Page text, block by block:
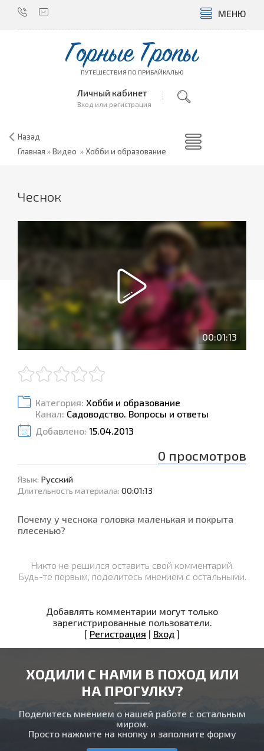
МЕНЮ
Горные Тропы
ПУТЕШЕСТВИЯ ПО ПРИБАЙКАЛЬЮ
Личный кабинет
Вход или регистрация
Назад
Главная »Видео » Хобби и образование
Чеснок
00:01:13
Категория: Хобби и образование
Канал: Садоводство. Вопросы и ответы
Добавлено: 15.04.2013
0 просмотров
Язык: Русский
Длительность материала: 00:01:13
Почему у чеснока головка маленькая и покрыта
плесенью?
Никто не решился оставить свой комментарий.
Будь-те первым, поделитесь мнением с остальными.
Добавлять комментарии могут только
зарегистрированные пользователи.
[ Регистрация | Вход ]
ХОДИЛИ С НАМИ В ПОХОД ИЛИ
НА ПРОГУЛКУ?
Поделитесь мнением о нашей работе с остальным
миром.
Просто нажмите на кнопку и заполните форму